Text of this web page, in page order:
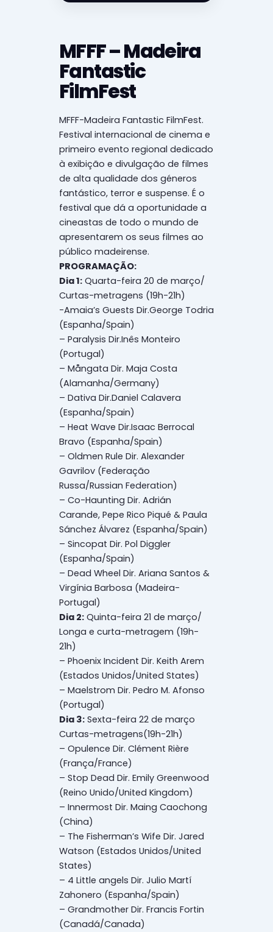
MFFF – Madeira
Fantastic
FilmFest
MFFF-Madeira Fantastic FilmFest.
Festival internacional de cinema e
primeiro evento regional dedicado
à exibição e divulgação de filmes
de alta qualidade dos géneros
fantástico, terror e suspense. É o
festival que dá a oportunidade a
cineastas de todo o mundo de
apresentarem os seus filmes ao
público madeirense.
PROGRAMAÇÃO:
Dia 1: Quarta-feira 20 de março/
Curtas-metragens (19h-21h)
-Amaia’s Guests Dir.George Todria
(Espanha/Spain)
– Paralysis Dir.Inês Monteiro
(Portugal)
– Mångata Dir. Maja Costa
(Alamanha/Germany)
– Dativa Dir.Daniel Calavera
(Espanha/Spain)
– Heat Wave Dir.Isaac Berrocal
Bravo (Espanha/Spain)
– Oldmen Rule Dir. Alexander
Gavrilov (Federação
Russa/Russian Federation)
– Co-Haunting Dir. Adrián
Carande, Pepe Rico Piqué & Paula
Sánchez Álvarez (Espanha/Spain)
– Sincopat Dir. Pol Diggler
(Espanha/Spain)
– Dead Wheel Dir. Ariana Santos &
Virgínia Barbosa (Madeira-
Portugal)
Dia 2: Quinta-feira 21 de março/
Longa e curta-metragem (19h-
21h)
– Phoenix Incident Dir. Keith Arem
(Estados Unidos/United States)
– Maelstrom Dir. Pedro M. Afonso
(Portugal)
Dia 3: Sexta-feira 22 de março
Curtas-metragens(19h-21h)
– Opulence Dir. Clément Rière
(França/France)
– Stop Dead Dir. Emily Greenwood
(Reino Unido/United Kingdom)
– Innermost Dir. Maing Caochong
(China)
– The Fisherman’s Wife Dir. Jared
Watson (Estados Unidos/United
States)
– 4 Little angels Dir. Julio Martí
Zahonero (Espanha/Spain)
– Grandmother Dir. Francis Fortin
(Canadá/Canada)